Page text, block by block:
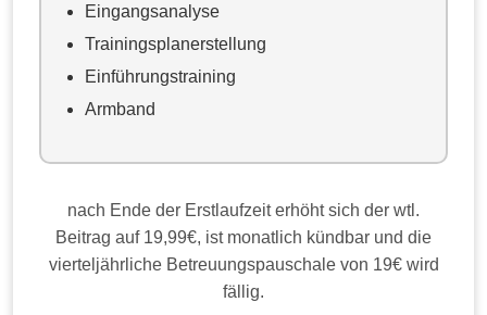
Eingangsanalyse
Trainingsplanerstellung
Einführungstraining
Armband
nach Ende der Erstlaufzeit erhöht sich der wtl.
Beitrag auf 19,99€, ist monatlich kündbar und die
vierteljährliche Betreuungspauschale von 19€ wird
fällig.